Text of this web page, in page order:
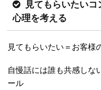
見てもらいたい
心理を考える
見てもらいたい＝お客様
自慢話には誰も共感し
ール